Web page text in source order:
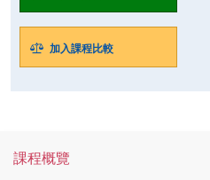
加入課程比較
課程概覽